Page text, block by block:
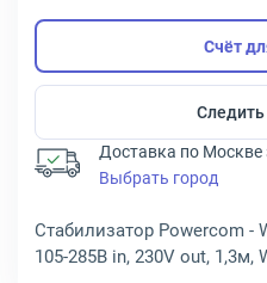
Счёт
Следить
Доставка по Москве
Выбрать город
Стабилизатор Powercom -
105-285В in, 230V out, 1,3м,